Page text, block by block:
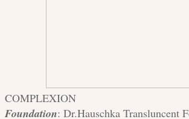
COMPLEXION
Foundation: Dr.Hauschka Transluncent